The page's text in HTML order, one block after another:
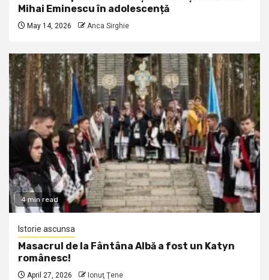
Mihai Eminescu în adolescență
May 14, 2026 Anca Sirghie
4 min read
Istorie ascunsa
Masacrul de la Fântâna Albă a fost un Katyn
românesc!
April 27, 2026 Ionuţ Ţene